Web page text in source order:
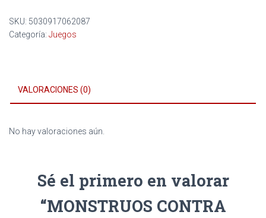
SKU: 5030917062087
Categoría: Juegos
VALORACIONES (0)
No hay valoraciones aún.
Sé el primero en valorar
“MONSTRUOS CONTRA